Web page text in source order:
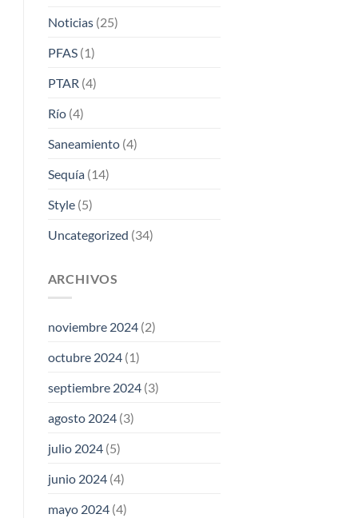
Noticias(25)
PFAS(1)
PTAR (4)
Río(4)
Saneamiento(4)
Sequía(14)
Style(5)
Uncategorized (34)
ARCHIVOS
noviembre 2024(2)
octubre 2024(1)
septiembre 2024(3)
agosto 2024(3)
julio 2024(5)
junio 2024(4)
mayo 2024(4)